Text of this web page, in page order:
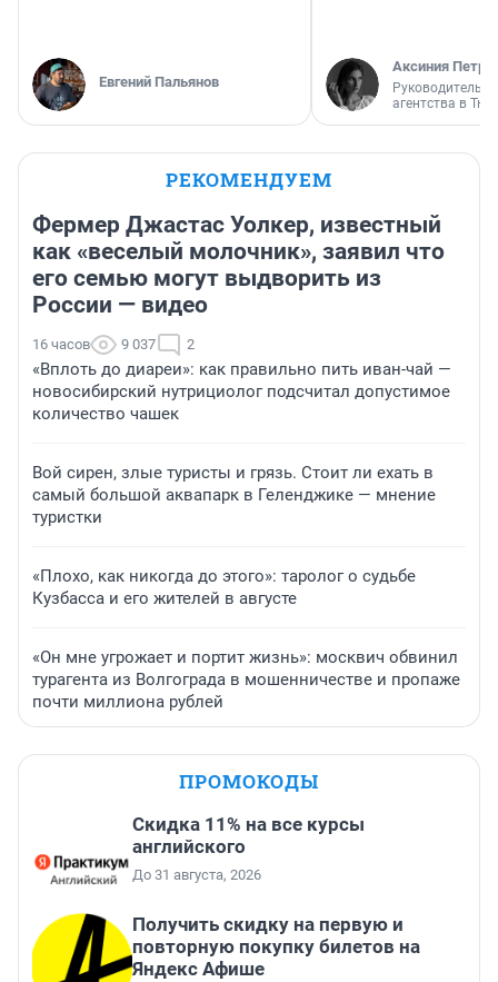
Евгений Пальянов
Аксиния
Руководитель
агентства в
РЕКОМЕНДУЕМ
Фермер Джастас Уолкер, известный
как «веселый молочник», заявил что
его семью могут выдворить из
России — видео
16 часов 9 037 2
«Вплоть до диареи»: как правильно пить иван-чай —
новосибирский нутрициолог подсчитал допустимое
количество чашек
Вой сирен, злые туристы и грязь. Стоит ли ехать в
самый большой аквапарк в Геленджике — мнение
туристки
«Плохо, как никогда до этого»: таролог о судьбе
Кузбасса и его жителей в августе
«Он мне угрожает и портит жизнь»: москвич обвинил
турагента из Волгограда в мошенничестве и пропаже
почти миллиона рублей
ПРОМОКОДЫ
Скидка 11% на все курсы
английского
До 31 августа, 2026
Получить скидку на первую и
повторную покупку билетов на
Яндекс Афише